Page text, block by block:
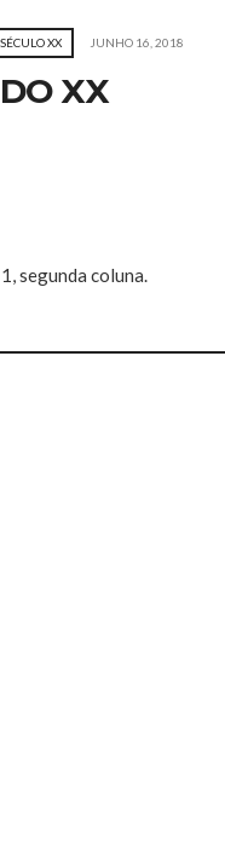
XX JUNHO 16, 2018
XX
segunda coluna.